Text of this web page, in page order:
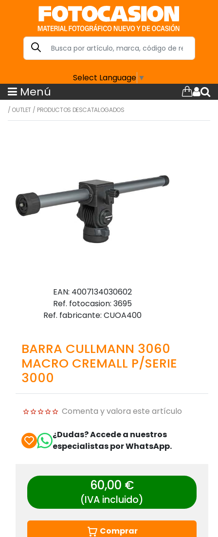
Select Language ▼
Menú
/ OUTLET / PRODUCTOS DESCATALOGADOS
EAN: 4007134030602
Ref. fotocasion: 3695
Ref. fabricante: CUOA400
BARRA CULLMANN 3060
MACRO CREMALL P/SERIE
3000
Comenta y valora este artículo
¿Dudas? Accede a nuestros
especialistas por WhatsApp.
60,00 €
(IVA incluido)
Comprar